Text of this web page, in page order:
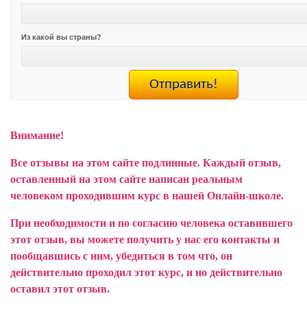
Из какой вы страны?
Внимание!
Все отзывы на этом сайте подлинные. Каждый отзыв,
оставленный на этом сайте написан реальным
человеком проходившим курс в нашей Онлайн-школе.
При необходимости и по согласию человека оставившего
этот отзыв, вы можете получить у нас его контакты и
пообщавшись с ним, убедиться в том что, он
действительно проходил этот курс, и но действительно
оставил этот отзыв.